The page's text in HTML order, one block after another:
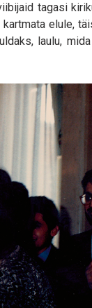
tagasi
elule,
laulu,